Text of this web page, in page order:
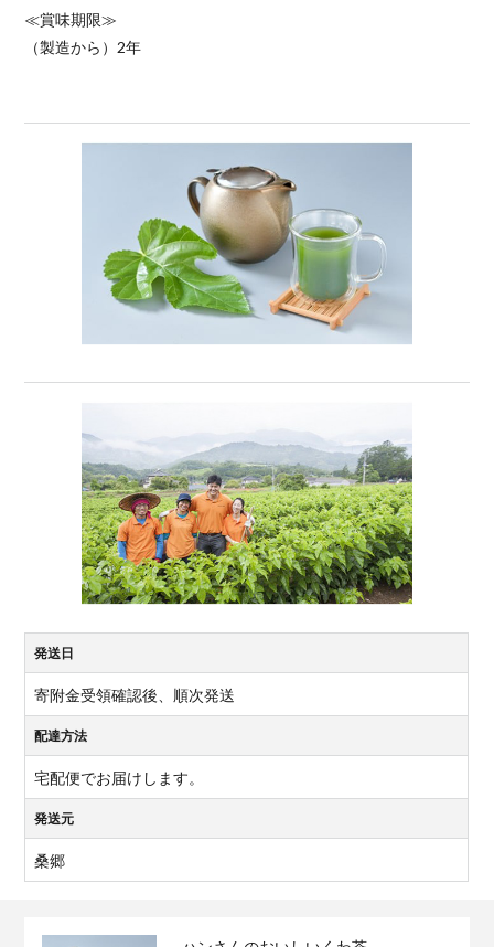
≪賞味期限≫
（製造から）2年
発送日
寄附金受領確認後、順次発送
配達方法
宅配便でお届けします。
発送元
桑郷